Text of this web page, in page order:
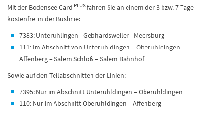
Mit der Bodensee Card PLUSfahren Sie an einem der 3 bzw. 7 Tage
kostenfrei in der Buslinie:
7383: Unteruhlingen - Gebhardsweiler - Meersburg
111: Im Abschnitt von Unteruhldingen – Oberuhldingen –
Affenberg – Salem Schloß – Salem Bahnhof
Sowie auf den Teilabschnitten der Linien:
7395: Nur im Abschnitt Unteruhldingen – Oberuhldingen
110: Nur im Abschnitt Oberuhldingen – Affenberg